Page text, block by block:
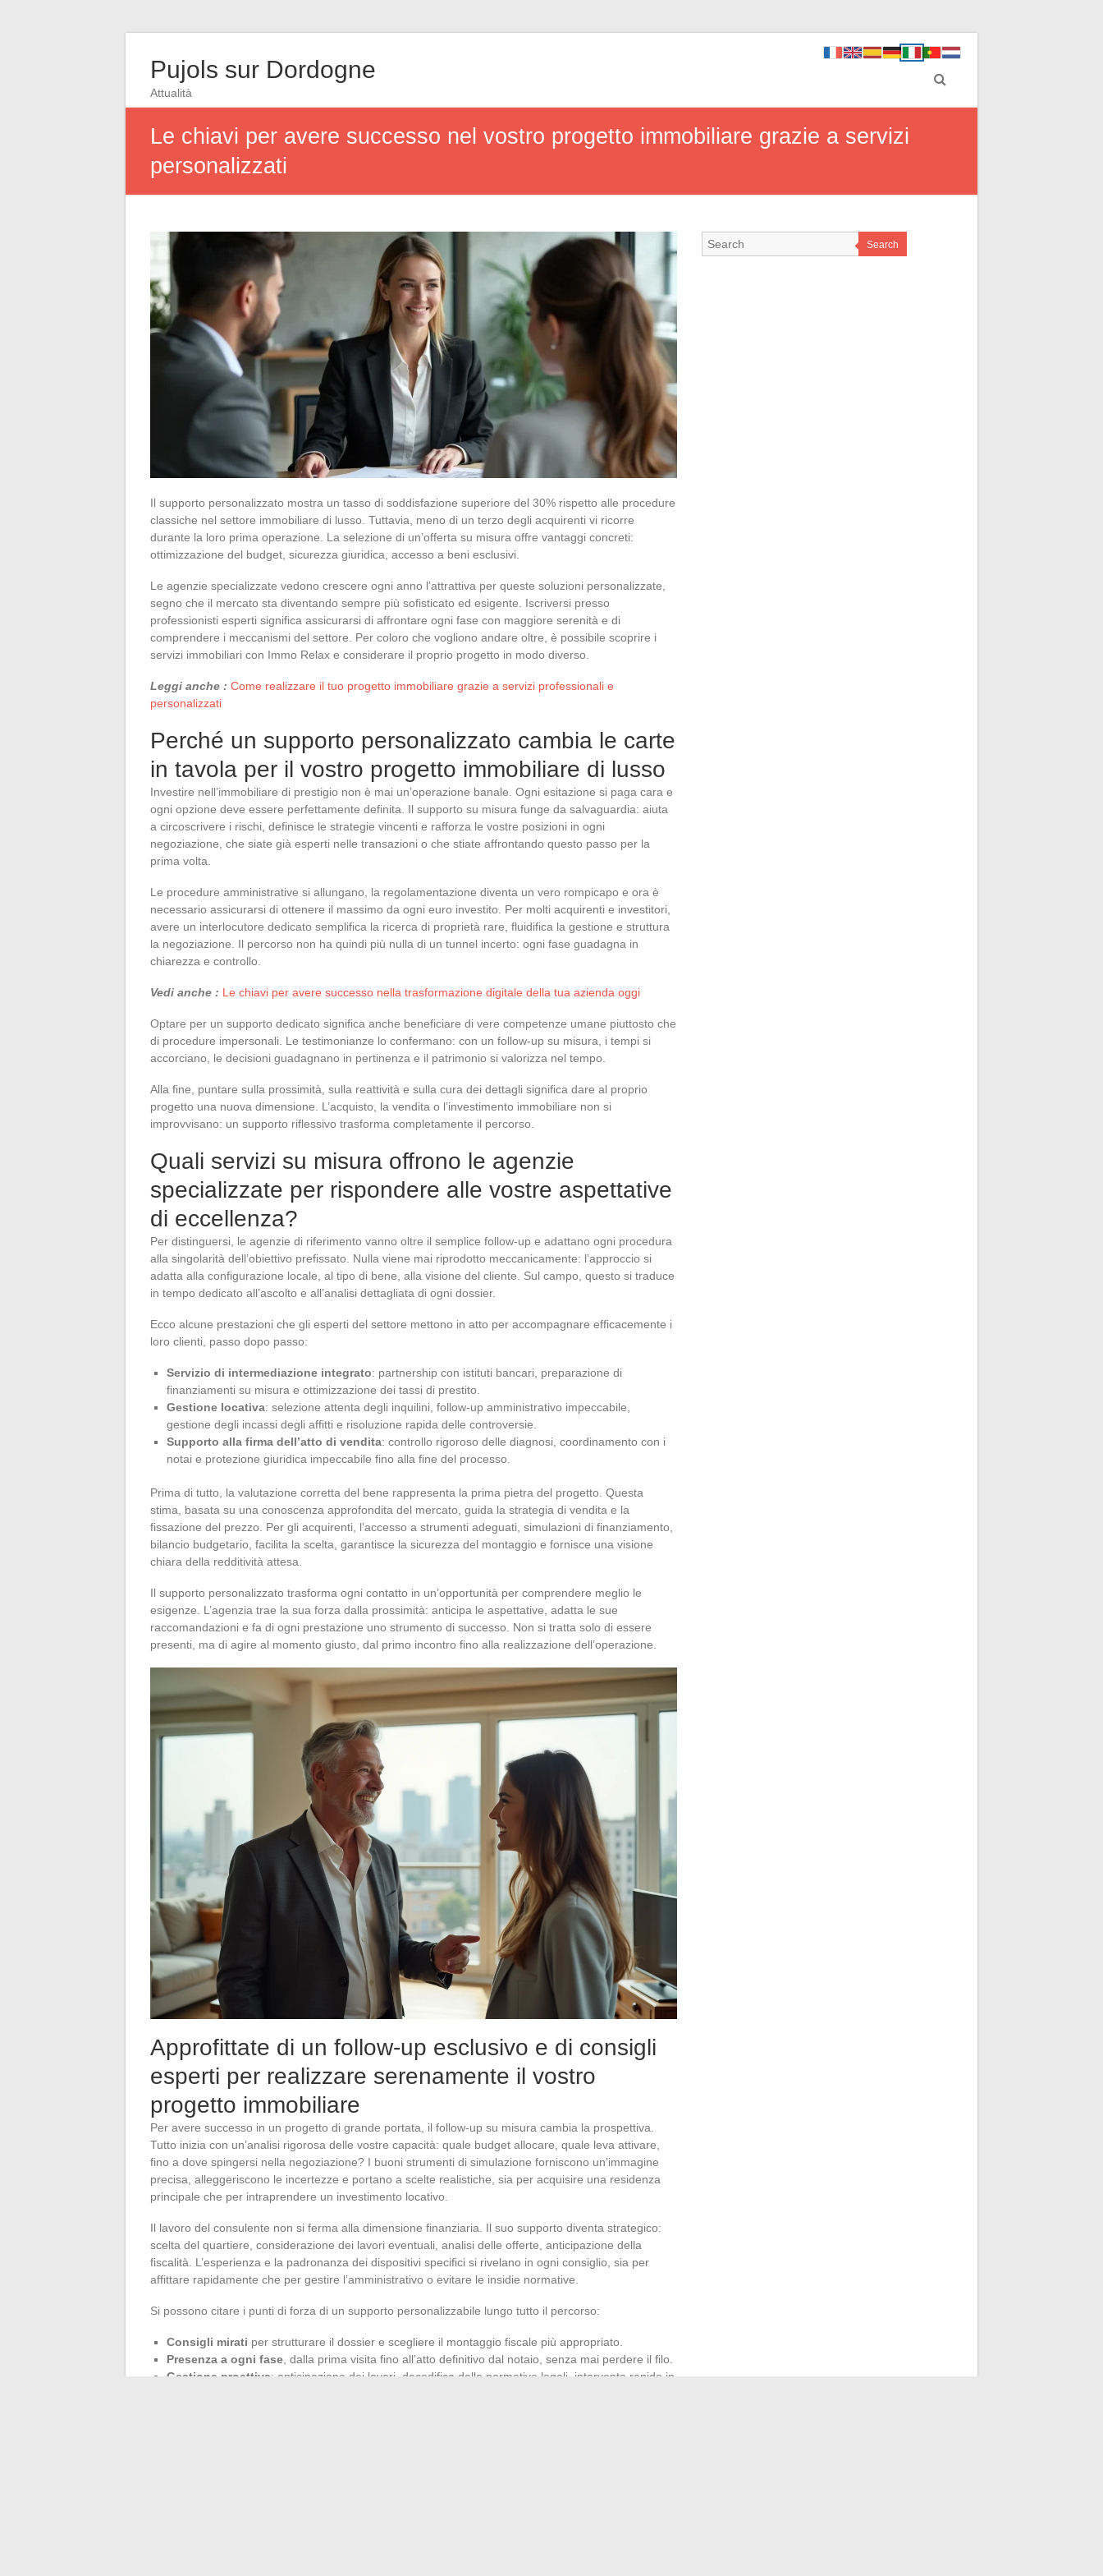
Pujols sur Dordogne
Attualità
Le chiavi per avere successo nel vostro progetto immobiliare grazie a servizi
personalizzati
Il supporto personalizzato mostra un tasso di soddisfazione superiore del 30% rispetto alle procedure
classiche nel settore immobiliare di lusso. Tuttavia, meno di un terzo degli acquirenti vi ricorre
durante la loro prima operazione. La selezione di un’offerta su misura offre vantaggi concreti:
ottimizzazione del budget, sicurezza giuridica, accesso a beni esclusivi.
Le agenzie specializzate vedono crescere ogni anno l’attrattiva per queste soluzioni personalizzate,
segno che il mercato sta diventando sempre più sofisticato ed esigente. Iscriversi presso
professionisti esperti significa assicurarsi di affrontare ogni fase con maggiore serenità e di
comprendere i meccanismi del settore. Per coloro che vogliono andare oltre, è possibile scoprire i
servizi immobiliari con Immo Relax e considerare il proprio progetto in modo diverso.
Leggi anche : Come realizzare il tuo progetto immobiliare grazie a servizi professionali e
personalizzati
Perché un supporto personalizzato cambia le carte
in tavola per il vostro progetto immobiliare di lusso
Investire nell’immobiliare di prestigio non è mai un’operazione banale. Ogni esitazione si paga cara e
ogni opzione deve essere perfettamente definita. Il supporto su misura funge da salvaguardia: aiuta
a circoscrivere i rischi, definisce le strategie vincenti e rafforza le vostre posizioni in ogni
negoziazione, che siate già esperti nelle transazioni o che stiate affrontando questo passo per la
prima volta.
Le procedure amministrative si allungano, la regolamentazione diventa un vero rompicapo e ora è
necessario assicurarsi di ottenere il massimo da ogni euro investito. Per molti acquirenti e investitori,
avere un interlocutore dedicato semplifica la ricerca di proprietà rare, fluidifica la gestione e struttura
la negoziazione. Il percorso non ha quindi più nulla di un tunnel incerto: ogni fase guadagna in
chiarezza e controllo.
Vedi anche : Le chiavi per avere successo nella trasformazione digitale della tua azienda oggi
Optare per un supporto dedicato significa anche beneficiare di vere competenze umane piuttosto che
di procedure impersonali. Le testimonianze lo confermano: con un follow-up su misura, i tempi si
accorciano, le decisioni guadagnano in pertinenza e il patrimonio si valorizza nel tempo.
Alla fine, puntare sulla prossimità, sulla reattività e sulla cura dei dettagli significa dare al proprio
progetto una nuova dimensione. L’acquisto, la vendita o l’investimento immobiliare non si
improvvisano: un supporto riflessivo trasforma completamente il percorso.
Quali servizi su misura offrono le agenzie
specializzate per rispondere alle vostre aspettative
di eccellenza?
Per distinguersi, le agenzie di riferimento vanno oltre il semplice follow-up e adattano ogni procedura
alla singolarità dell’obiettivo prefissato. Nulla viene mai riprodotto meccanicamente: l’approccio si
adatta alla configurazione locale, al tipo di bene, alla visione del cliente. Sul campo, questo si traduce
in tempo dedicato all’ascolto e all’analisi dettagliata di ogni dossier.
Ecco alcune prestazioni che gli esperti del settore mettono in atto per accompagnare efficacemente i
loro clienti, passo dopo passo:
Servizio di intermediazione integrato: partnership con istituti bancari, preparazione di
finanziamenti su misura e ottimizzazione dei tassi di prestito.
Gestione locativa: selezione attenta degli inquilini, follow-up amministrativo impeccabile,
gestione degli incassi degli affitti e risoluzione rapida delle controversie.
Supporto alla firma dell’atto di vendita: controllo rigoroso delle diagnosi, coordinamento con i
notai e protezione giuridica impeccabile fino alla fine del processo.
Prima di tutto, la valutazione corretta del bene rappresenta la prima pietra del progetto. Questa
stima, basata su una conoscenza approfondita del mercato, guida la strategia di vendita e la
fissazione del prezzo. Per gli acquirenti, l’accesso a strumenti adeguati, simulazioni di finanziamento,
bilancio budgetario, facilita la scelta, garantisce la sicurezza del montaggio e fornisce una visione
chiara della redditività attesa.
Il supporto personalizzato trasforma ogni contatto in un’opportunità per comprendere meglio le
esigenze. L’agenzia trae la sua forza dalla prossimità: anticipa le aspettative, adatta le sue
raccomandazioni e fa di ogni prestazione uno strumento di successo. Non si tratta solo di essere
presenti, ma di agire al momento giusto, dal primo incontro fino alla realizzazione dell’operazione.
Approfittate di un follow-up esclusivo e di consigli
esperti per realizzare serenamente il vostro
progetto immobiliare
Per avere successo in un progetto di grande portata, il follow-up su misura cambia la prospettiva.
Tutto inizia con un’analisi rigorosa delle vostre capacità: quale budget allocare, quale leva attivare,
fino a dove spingersi nella negoziazione? I buoni strumenti di simulazione forniscono un’immagine
precisa, alleggeriscono le incertezze e portano a scelte realistiche, sia per acquisire una residenza
principale che per intraprendere un investimento locativo.
Il lavoro del consulente non si ferma alla dimensione finanziaria. Il suo supporto diventa strategico:
scelta del quartiere, considerazione dei lavori eventuali, analisi delle offerte, anticipazione della
fiscalità. L’esperienza e la padronanza dei dispositivi specifici si rivelano in ogni consiglio, sia per
affittare rapidamente che per gestire l’amministrativo o evitare le insidie normative.
Si possono citare i punti di forza di un supporto personalizzabile lungo tutto il percorso:
Consigli mirati per strutturare il dossier e scegliere il montaggio fiscale più appropriato.
Presenza a ogni fase , dalla prima visita fino all’atto definitivo dal notaio, senza mai perdere il filo.
Gestione proattiva: anticipazione dei lavori, decodifica delle normative legali, intervento rapido in
Search